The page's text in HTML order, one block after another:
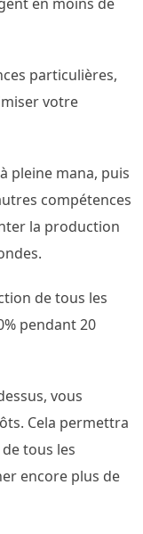
particulières,
votre
pleine mana, puis
compétences
la production
de tous les
pendant 20
vous
Cela permettra
tous les
encore plus de